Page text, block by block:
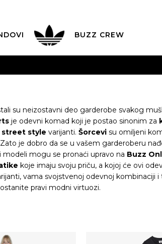
ADIDAS
BUZZ CREW
Banca Intesa kreditnim karticama
POZOVI NAS 011 422 1440
kupovina putem administrativne zabrane
su neizostavni deo garderobe svakog
je odevni komad koji je postao sinonim za
street style varijanti. Šorcevi su omiljeni
je dobro da se u vašem garderoberu
modeli mogu se pronaći upravo na Buzz
koje imaju svoju priču, a kojoj će ovi
vama svojstvenoj odevnoj kombinaciji
pravi modni virtuozi.